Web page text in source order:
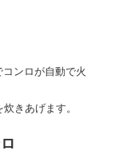
ンロが自動で火
きあげます。